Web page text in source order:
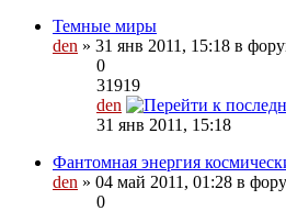
Темные миры
den » 31 янв 2011, 15:18 в
0
31919
den
31 янв 2011, 15:18
Фантомная энергия
den » 04 май 2011, 01:28 в
0